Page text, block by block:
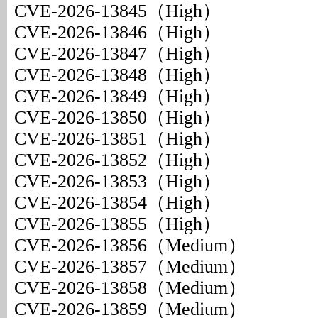
CVE-2026-13845（High）
CVE-2026-13846（High）
CVE-2026-13847（High）
CVE-2026-13848（High）
CVE-2026-13849（High）
CVE-2026-13850（High）
CVE-2026-13851（High）
CVE-2026-13852（High）
CVE-2026-13853（High）
CVE-2026-13854（High）
CVE-2026-13855（High）
CVE-2026-13856（Medium）
CVE-2026-13857（Medium）
CVE-2026-13858（Medium）
CVE-2026-13859（Medium）